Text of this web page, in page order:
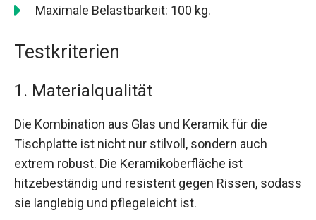
Maximale Belastbarkeit: 100 kg.
Testkriterien
1. Materialqualität
Die Kombination aus Glas und Keramik für die
Tischplatte ist nicht nur stilvoll, sondern auch
extrem robust. Die Keramikoberfläche ist
hitzebeständig und resistent gegen Rissen, sodass
sie langlebig und pflegeleicht ist.